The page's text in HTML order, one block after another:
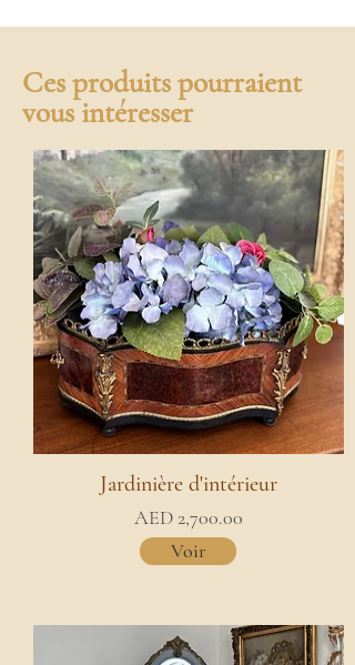
Ces produits pourraient
vous intéresser
Jardinière d'intérieur
AED 2,700.00
Voir